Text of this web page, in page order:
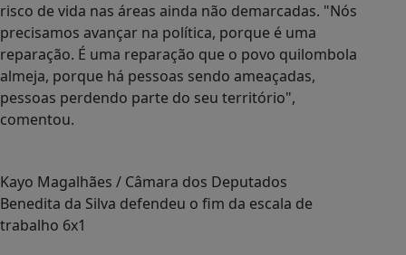
risco de vida nas áreas ainda não demarcadas. "Nós
precisamos avançar na política, porque é uma
reparação. É uma reparação que o povo quilombola
almeja, porque há pessoas sendo ameaçadas,
pessoas perdendo parte do seu território",
comentou.
Kayo Magalhães / Câmara dos Deputados
Benedita da Silva defendeu o fim da escala de
trabalho 6x1